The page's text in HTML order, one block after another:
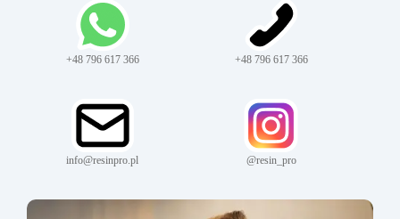
+48 796 617 366 +48 796 617 366
info@resinpro.pl @resin_pro